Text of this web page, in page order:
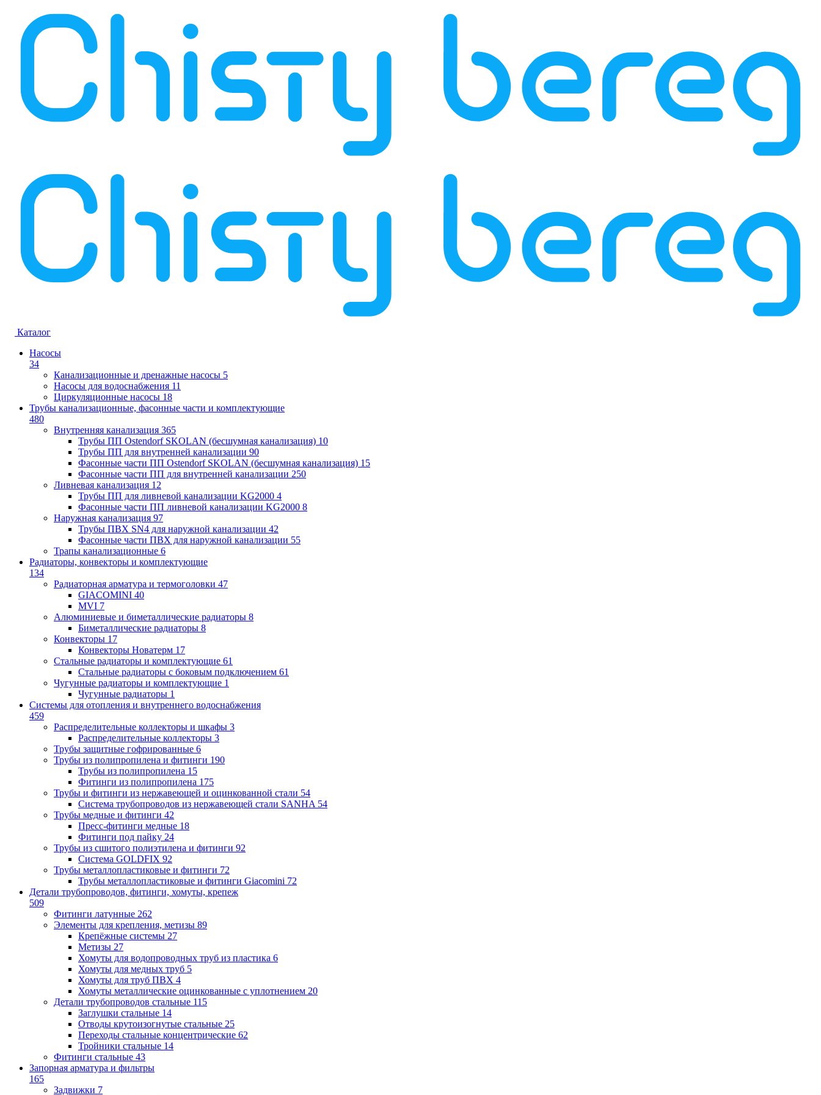
Каталог
Насосы
34
Канализационные и дренажные насосы 5
Насосы для водоснабжения 11
Циркуляционные насосы 18
Трубы канализационные, фасонные части и комплектующие
480
Внутренняя канализация 365
Трубы ПП Ostendorf SKOLAN (бесшумная канализация) 10
Трубы ПП для внутренней канализации 90
Фасонные части ПП Ostendorf SKOLAN (бесшумная канализация) 15
Фасонные части ПП для внутренней канализации 250
Ливневая канализация 12
Трубы ПП для ливневой канализации KG2000 4
Фасонные части ПП ливневой канализации KG2000 8
Наружная канализация 97
Трубы ПВХ SN4 для наружной канализации 42
Фасонные части ПВХ для наружной канализации 55
Трапы канализационные 6
Радиаторы, конвекторы и комплектующие
134
Радиаторная арматура и термоголовки 47
GIACOMINI 40
MVI 7
Алюминиевые и биметаллические радиаторы 8
Биметаллические радиаторы 8
Конвекторы 17
Конвекторы Новатерм 17
Стальные радиаторы и комплектующие 61
Стальные радиаторы с боковым подключением 61
Чугунные радиаторы и комплектующие 1
Чугунные радиаторы 1
Системы для отопления и внутреннего водоснабжения
459
Распределительные коллекторы и шкафы 3
Распределительные коллекторы 3
Трубы защитные гофрированные 6
Трубы из полипропилена и фитинги 190
Трубы из полипропилена 15
Фитинги из полипропилена 175
Трубы и фитинги из нержавеющей и оцинкованной стали 54
Система трубопроводов из нержавеющей стали SANHA 54
Трубы медные и фитинги 42
Пресс-фитинги медные 18
Фитинги под пайку 24
Трубы из сшитого полиэтилена и фитинги 92
Система GOLDFIX 92
Трубы металлопластиковые и фитинги 72
Трубы металлопластиковые и фитинги Giacomini 72
Детали трубопроводов, фитинги, хомуты, крепеж
509
Фитинги латунные 262
Элементы для крепления, метизы 89
Крепёжные системы 27
Метизы 27
Хомуты для водопроводных труб из пластика 6
Хомуты для медных труб 5
Хомуты для труб ПВХ 4
Хомуты металлические оцинкованные с уплотнением 20
Детали трубопроводов стальные 115
Заглушки стальные 14
Отводы крутоизогнутые стальные 25
Переходы стальные концентрические 62
Тройники стальные 14
Фитинги стальные 43
Запорная арматура и фильтры
165
Задвижки 7